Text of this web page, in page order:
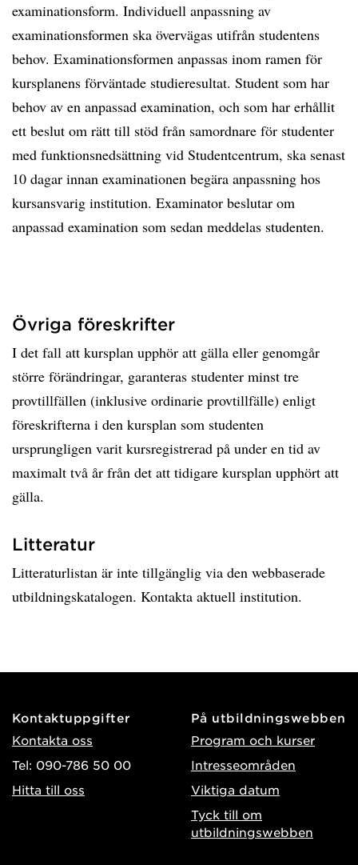
examinationsform. Individuell anpassning av
examinationsformen ska övervägas utifrån studentens
behov. Examinationsformen anpassas inom ramen för
kursplanens förväntade studieresultat. Student som har
behov av en anpassad examination, och som har erhållit
ett beslut om rätt till stöd från samordnare för studenter
med funktionsnedsättning vid Studentcentrum, ska senast
10 dagar innan examinationen begära anpassning hos
kursansvarig institution. Examinator beslutar om
anpassad examination som sedan meddelas studenten.
Övriga föreskrifter
I det fall att kursplan upphör att gälla eller genomgår
större förändringar, garanteras studenter minst tre
provtillfällen (inklusive ordinarie provtillfälle) enligt
föreskrifterna i den kursplan som studenten
ursprungligen varit kursregistrerad på under en tid av
maximalt två år från det att tidigare kursplan upphört att
gälla.
Litteratur
Litteraturlistan är inte tillgänglig via den webbaserade
utbildningskatalogen. Kontakta aktuell institution.
Kontaktuppgifter
Kontakta oss
Tel: 090-786 50 00
Hitta till oss
På utbildningswebben
Program och kurser
Intresseområden
Viktiga datum
Tyck till om
utbildningswebben